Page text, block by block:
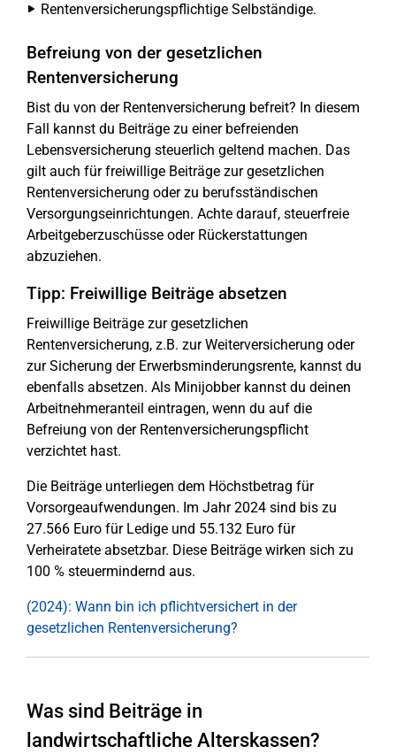
Rentenversicherungspflichtige Selbständige.
Befreiung von der gesetzlichen
Rentenversicherung
Bist du von der Rentenversicherung befreit? In diesem
Fall kannst du Beiträge zu einer befreienden
Lebensversicherung steuerlich geltend machen. Das
gilt auch für freiwillige Beiträge zur gesetzlichen
Rentenversicherung oder zu berufsständischen
Versorgungseinrichtungen. Achte darauf, steuerfreie
Arbeitgeberzuschüsse oder Rückerstattungen
abzuziehen.
Tipp: Freiwillige Beiträge absetzen
Freiwillige Beiträge zur gesetzlichen
Rentenversicherung, z.B. zur Weiterversicherung oder
zur Sicherung der Erwerbsminderungsrente, kannst du
ebenfalls absetzen. Als Minijobber kannst du deinen
Arbeitnehmeranteil eintragen, wenn du auf die
Befreiung von der Rentenversicherungspflicht
verzichtet hast.
Die Beiträge unterliegen dem Höchstbetrag für
Vorsorgeaufwendungen. Im Jahr 2024 sind bis zu
27.566 Euro für Ledige und 55.132 Euro für
Verheiratete absetzbar. Diese Beiträge wirken sich zu
100 % steuermindernd aus.
(2024): Wann bin ich pflichtversichert in der
gesetzlichen Rentenversicherung?
Was sind Beiträge in
landwirtschaftliche Alterskassen?